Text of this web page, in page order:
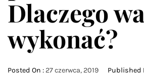
Dlaczego
wykonać?
Posted On : 27 czerwca, 2019 Published